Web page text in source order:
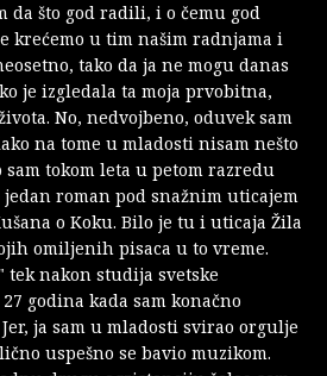
da što god radili, i o čemu god
krećemo u tim našim radnjama i
tako da ja ne mogu danas
je izgledala ta moja prvobitna,
No, nedvojbeno, oduvek sam
na tome u mladosti nisam nešto
sam tokom leta u petom razredu
jedan roman pod snažnim uticajem
o Koku. Bilo je tu i uticaja Žila
omiljenih pisaca u to vreme.
tek nakon studija svetske
godina kada sam konačno
ja sam u mladosti svirao orgulje
uspešno se bavio muzikom.